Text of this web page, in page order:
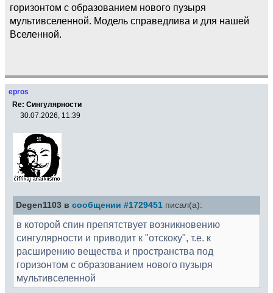
горизонтом с образованием нового пузыря
мультивселенной. Модель справедлива и для нашей
Вселенной.
epros
Re: Сингулярности
30.07.2026, 11:39
Degen1103 в сообщении #1729451 писал(а):
в которой спин препятствует возникновению
сингулярности и приводит к "отскоку", т.е. к
расширению вещества и пространства под
горизонтом с образованием нового пузыря
мультивселенной